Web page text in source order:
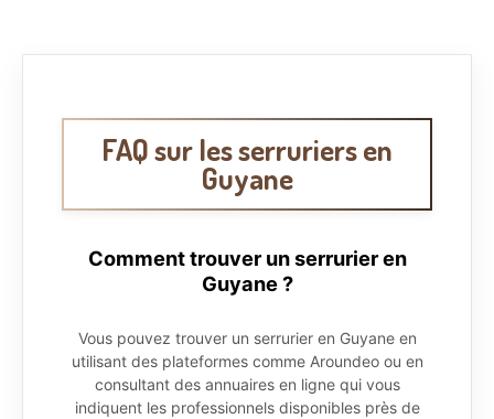
FAQ sur les serruriers en
Guyane
Comment trouver un serrurier en
Guyane ?
Vous pouvez trouver un serrurier en Guyane en
utilisant des plateformes comme Aroundeo ou en
consultant des annuaires en ligne qui vous
indiquent les professionnels disponibles près de